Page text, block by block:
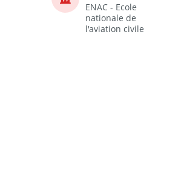
ENAC - Ecole
nationale de
l'aviation civile